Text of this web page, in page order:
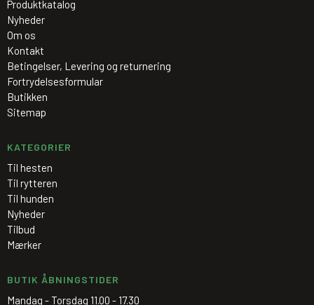
Produktkatalog
Nyheder
Om os
Kontakt
Betingelser, Levering og returnering
Fortrydelsesformular
Butikken
Sitemap
KATEGORIER
Til hesten
Til rytteren
Til hunden
Nyheder
Tilbud
Mærker
BUTIK ÅBNINGSTIDER
Mandag - Torsdag 11.00 - 17.30